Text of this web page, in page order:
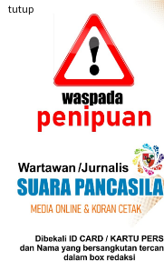
tutup
Perangkat